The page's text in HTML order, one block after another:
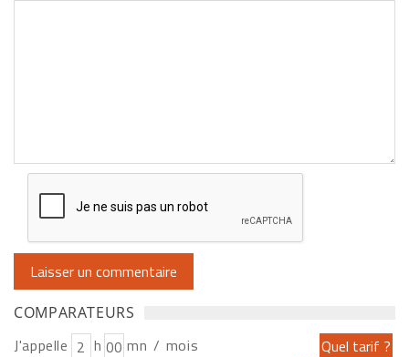
COMPARATEURS
J'appelle h
mn / mois